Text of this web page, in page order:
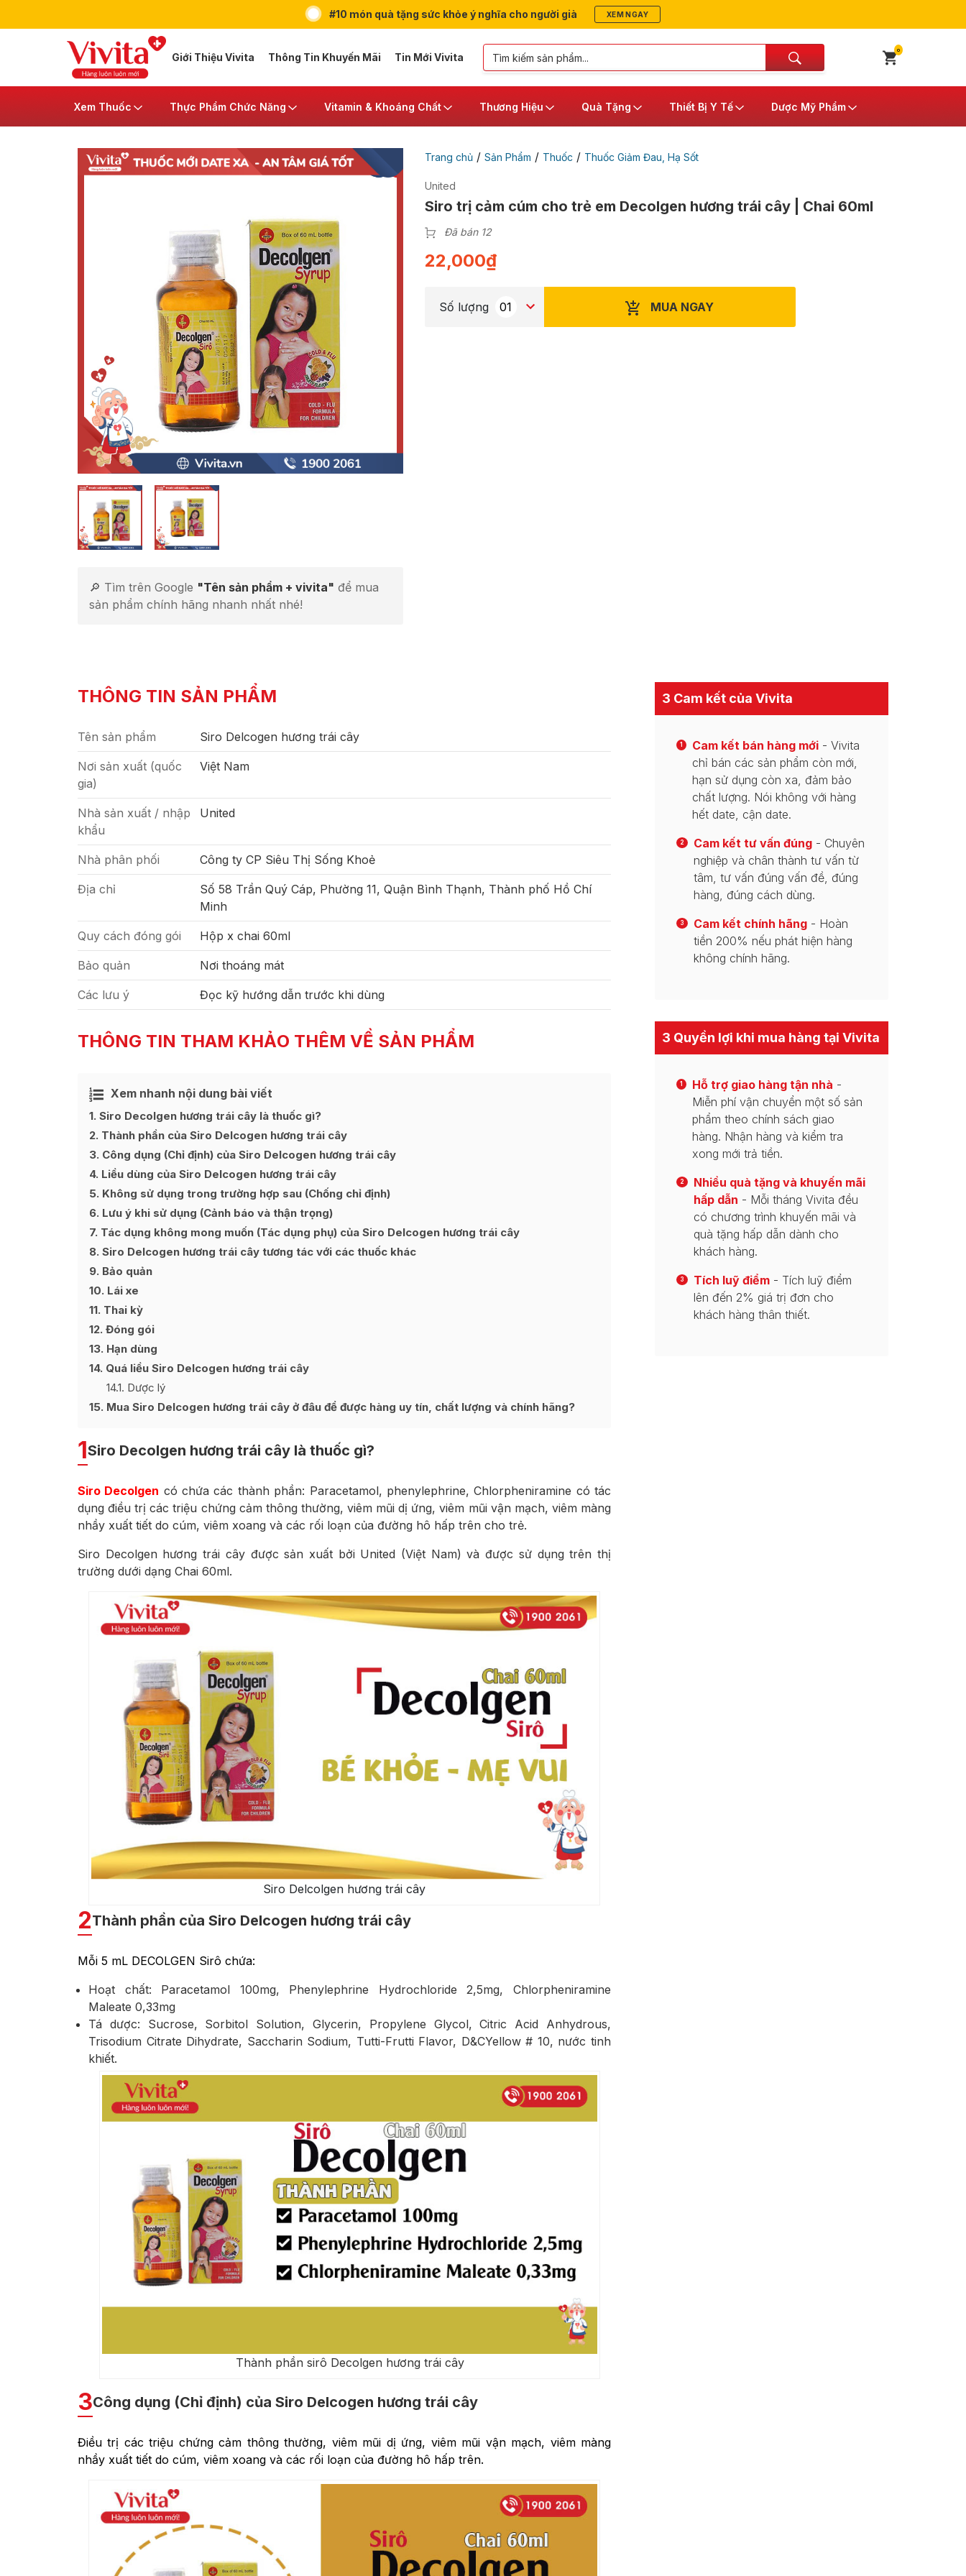
#10 món quà tặng sức khỏe ý nghĩa cho người già XEM NGAY
Giới Thiệu Vivita Thông Tin Khuyến Mãi Tin Mới Vivita
0
Xem Thuốc Thực Phẩm Chức Năng Vitamin & Khoáng Chất Thương Hiệu Quà Tặng Thiết Bị Y Tế Dược Mỹ Phẩm
🔎 Tìm trên Google "Tên sản phẩm + vivita" để mua
sản phẩm chính hãng nhanh nhất nhé!
Trang chủ/ Sản Phẩm / Thuốc / Thuốc Giảm Đau, Hạ Sốt
United
Siro trị cảm cúm cho trẻ em Decolgen hương trái cây | Chai 60ml
Đã bán 12
22,000₫
Số lượng MUA NGAY
THÔNG TIN SẢN PHẨM
Tên sản phẩm Siro Delcogen hương trái cây
Nơi sản xuất (quốc
gia)
Việt Nam
Nhà sản xuất / nhập
khẩu
United
Nhà phân phối Công ty CP Siêu Thị Sống Khoẻ
Địa chỉ
Số 58 Trần Quý Cáp, Phường 11, Quận Bình Thạnh, Thành phố Hồ Chí
Minh
Quy cách đóng gói Hộp x chai 60ml
Bảo quản Nơi thoáng mát
Các lưu ý Đọc kỹ hướng dẫn trước khi dùng
THÔNG TIN THAM KHẢO THÊM VỀ SẢN PHẨM
Xem nhanh nội dung bài viết
Ẩn
1 Siro Decolgen hương trái cây là thuốc gì?
2 Thành phần của Siro Delcogen hương trái cây
3 Công dụng (Chỉ định) của Siro Delcogen hương trái cây
4 Liều dùng của Siro Delcogen hương trái cây
5 Không sử dụng trong trường hợp sau (Chống chỉ định)
6 Lưu ý khi sử dụng (Cảnh báo và thận trọng)
7 Tác dụng không mong muốn (Tác dụng phụ) của Siro Delcogen hương trái cây
8 Siro Delcogen hương trái cây tương tác với các thuốc khác
9 Bảo quản
10 Lái xe
11 Thai kỳ
12 Đóng gói
13 Hạn dùng
14 Quá liều Siro Delcogen hương trái cây
14.1 Dược lý
15 Mua Siro Delcogen hương trái cây ở đâu để được hàng uy tín, chất lượng và chính hãng?
1Siro Decolgen hương trái cây là thuốc gì?
Siro Decolgen có chứa các thành phần: Paracetamol, phenylephrine, Chlorpheniramine có tác
dụng điều trị các triệu chứng cảm thông thường, viêm mũi dị ứng, viêm mũi vận mạch, viêm màng
nhầy xuất tiết do cúm, viêm xoang và các rối loạn của đường hô hấp trên cho trẻ.
Siro Decolgen hương trái cây được sản xuất bởi United (Việt Nam) và được sử dụng trên thị
trường dưới dạng Chai 60ml.
Siro Delcolgen hương trái cây
2Thành phần của Siro Delcogen hương trái cây
Mỗi 5 mL DECOLGEN Sirô chứa:
Hoạt chất: Paracetamol 100mg, Phenylephrine Hydrochloride 2,5mg, Chlorpheniramine
Maleate 0,33mg
Tá dược: Sucrose, Sorbitol Solution, Glycerin, Propylene Glycol, Citric Acid Anhydrous,
Trisodium Citrate Dihydrate, Saccharin Sodium, Tutti-Frutti Flavor, D&CYellow # 10, nước tinh
khiết.
Thành phần sirô Decolgen hương trái cây
3Công dụng (Chỉ định) của Siro Delcogen hương trái cây
Điều trị các triệu chứng cảm thông thường, viêm mũi dị ứng, viêm mũi vận mạch, viêm màng
nhầy xuất tiết do cúm, viêm xoang và các rối loạn của đường hô hấp trên.
3 Cam kết của Vivita
1 Cam kết bán hàng mới - Vivita
chỉ bán các sản phẩm còn mới,
hạn sử dụng còn xa, đảm bảo
chất lượng. Nói không với hàng
hết date, cận date.
2 Cam kết tư vấn đúng - Chuyên
nghiệp và chân thành tư vấn từ
tâm, tư vấn đúng vấn đề, đúng
hàng, đúng cách dùng.
3 Cam kết chính hãng - Hoàn
tiền 200% nếu phát hiện hàng
không chính hãng.
3 Quyền lợi khi mua hàng tại Vivita
1 Hỗ trợ giao hàng tận nhà -
Miễn phí vận chuyển một số sản
phẩm theo chính sách giao
hàng. Nhận hàng và kiểm tra
xong mới trả tiền.
2
Nhiều quà tặng và khuyến mãi
hấp dẫn - Mỗi tháng Vivita đều
có chương trình khuyến mãi và
quà tặng hấp dẫn dành cho
khách hàng.
3 Tích luỹ điểm - Tích luỹ điểm
lên đến 2% giá trị đơn cho
khách hàng thân thiết.